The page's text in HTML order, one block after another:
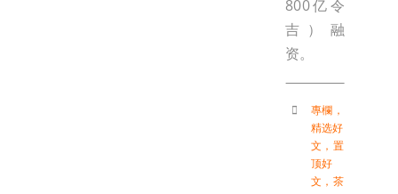
800亿令
吉）融
资。
專欄 ，
精选好
文 ， 置
顶好
文 ， 茶